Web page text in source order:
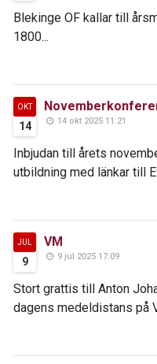
Blekinge OF kallar till
1800...
OKT
14 14 okt 2025 11:21
Inbjudan till årets
utbildning med länkar till
JUL
9
VM
9 jul 2025 17:09
Stort grattis till Anton
dagens medeldistans på